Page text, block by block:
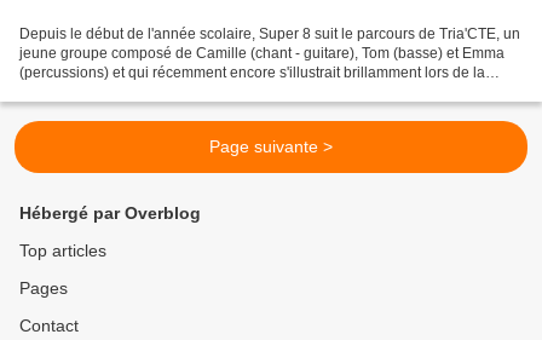
Depuis le début de l'année scolaire, Super 8 suit le parcours de Tria'CTE, un
jeune groupe composé de Camille (chant - guitare), Tom (basse) et Emma
(percussions) et qui récemment encore s'illustrait brillamment lors de la
Page suivante >
Hébergé par Overblog
Top articles
Pages
Contact